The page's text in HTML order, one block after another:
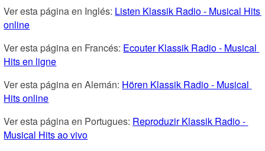
Ver esta página en Inglés: Listen Klassik Radio - Musical Hits
online
Ver esta página en Francés: Ecouter Klassik Radio - Musical
Hits en ligne
Ver esta página en Alemán: Hören Klassik Radio - Musical
Hits online
Ver esta página en Portugues: Reproduzir Klassik Radio -
Musical Hits ao vivo